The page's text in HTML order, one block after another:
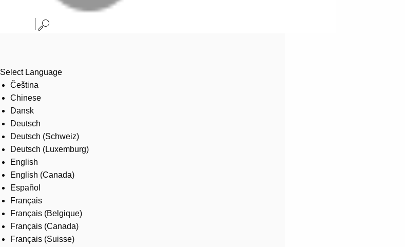
Select Language
Čeština
Chinese
Dansk
Deutsch
Deutsch (Schweiz)
Deutsch (Luxemburg)
English
English (Canada)
Español
Français
Français (Belgique)
Français (Canada)
Français (Suisse)